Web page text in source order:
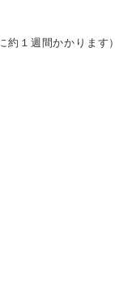
約１週間かかります）